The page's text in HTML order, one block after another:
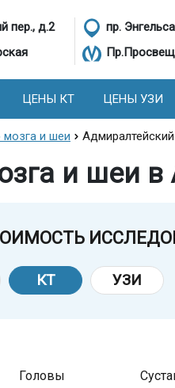
пер., д.2
пр.
ЦЕНЫ КТ ЦЕНЫ УЗИ
мозга и шеи
и шеи
КТ УЗИ
Головы